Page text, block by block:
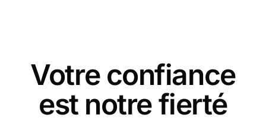
Votre confiance
est notre fierté